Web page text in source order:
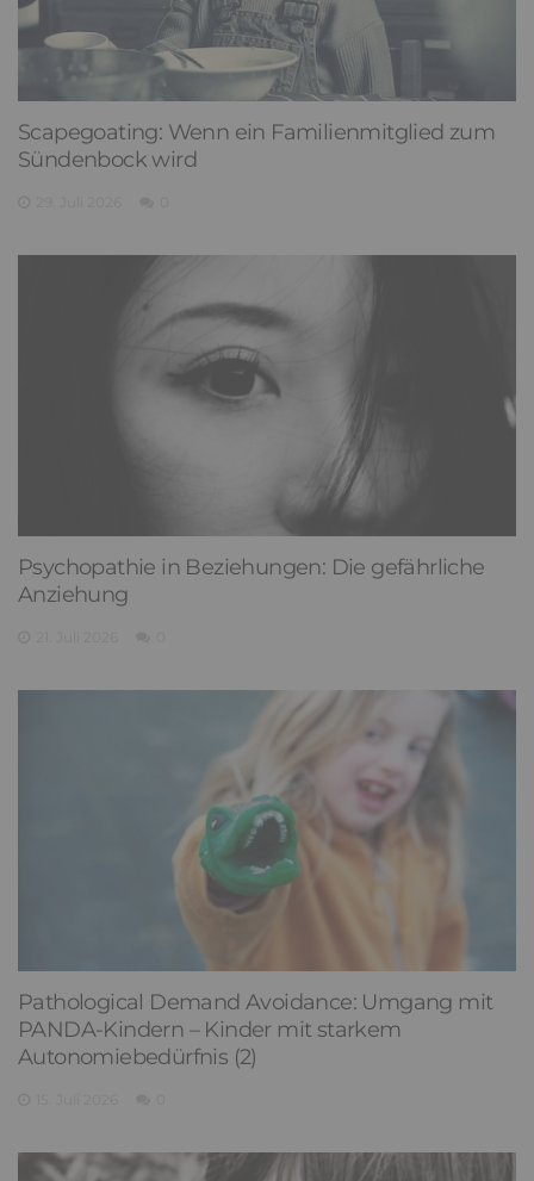
Scapegoating: Wenn ein Familienmitglied zum
Sündenbock wird
Psychopathie in Beziehungen: Die gefährliche
Anziehung
Pathological Demand Avoidance: Umgang mit
PANDA-Kindern – Kinder mit starkem
Autonomiebedürfnis (2)